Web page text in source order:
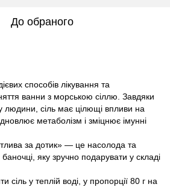
До обраного
способів лікування та
ванни з морською сіллю. Завдяки
людини, сіль має цілющі впливи на
метаболізм і зміцнює імунні
за дотик» — це насолода та
баночці, яку зручно подарувати у складі
сіль у теплій воді, у пропорції 80 г на